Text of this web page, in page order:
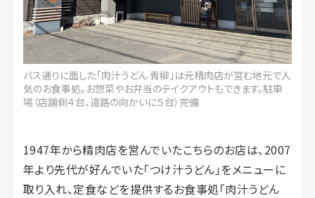
バス通りに面した「肉汁うどん 青柳」は元精肉店が営む地元で人
気のお食事処。お惣菜やお弁当のテイクアウトもできます。駐車
場（店舗側４台、道路の向かいに５台）完備
1947年から精肉店を営んでいたこちらのお店は、2007
年より先代が好んでいた「つけ汁うどん」をメニューに
取り入れ、定食などを提供するお食事処「肉汁うどん